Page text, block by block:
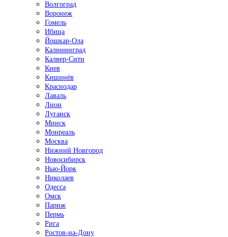
Волгоград
Воронеж
Гомель
Ибица
Йошкар-Ола
Калининград
Калвер-Сити
Киев
Кишинёв
Краснодар
Лаваль
Лион
Луганск
Минск
Монреаль
Москва
Нижний Новгород
Новосибирск
Нью-Йорк
Николаев
Одесса
Омск
Париж
Пермь
Рига
Ростов-на-Дону